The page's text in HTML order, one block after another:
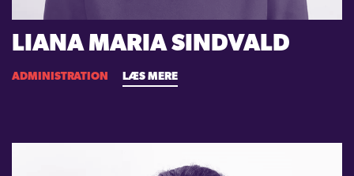
LIANA MARIA SINDVALD
ADMINISTRATION LÆS MERE